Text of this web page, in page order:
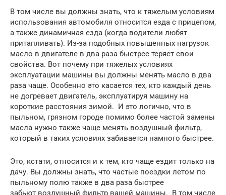
В том числе вы должны знать, что к тяжелым условиям
использования автомобиля относится езда с прицепом,
а также динамичная езда (когда водители любят
притапливать). Из-за подобных повышенных нагрузок
масло в двигателе в два раза быстрее теряет свои
свойства. Вот почему при тяжелых условиях
эксплуатации машины вы должны менять масло в два
раза чаще. Особенно это касается тех, кто каждый день
не догревает двигатель, эксплуатируя машину на
короткие расстояния зимой. И это логично, что в
пыльном, грязном городе помимо более частой замены
масла нужно также чаще менять воздушный фильтр,
который в таких условиях забивается намного быстрее.
Это, кстати, относится и к тем, кто чаще ездит только на
дачу. Вы должны знать, что частые поездки летом по
пыльному полю также в два раза быстрее
забьют воздушный фильтр вашей машины. В том числе